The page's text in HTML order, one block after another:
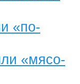
«по-
«мясо-